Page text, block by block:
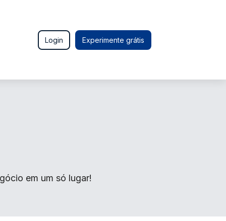
Login Experimente grátis
em um só lugar!